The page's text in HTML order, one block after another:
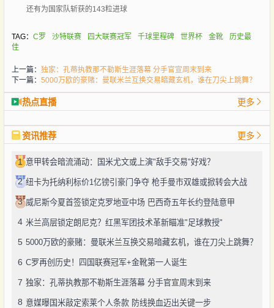
还有为国家队斩获的143粒进球
TAG： C罗 沙特联赛 四大联赛冠军 千球里程碑 世界杯 金靴
历史最
佳
上一篇： 独家：孔蒂执教那不勒斯生涯落幕 分手官宣周末到来
下一篇： 5000万欧的豪赌：曼联米兰互换交易暗藏玄机，谁在刀尖上跳舞？
热点直播 更多
资讯推荐 更多
1 意甲转会暗流涌动：国米尤文或上演"敌手交易"好戏？
2 纽卡为托纳利标价1亿镑引豪门争夺 枪手曼市双雄或掀转会大战
3 威尼斯今夏首签锁定克罗地亚中场 巴西奇五年长约登陆意甲
4 米兰高层锁定朗尼克？红黑军团技术革新瞄准"足球教授"
5 5000万欧的豪赌：曼联米兰互换交易暗藏玄机，谁在刀尖上跳舞？
6 C罗再创历史！四国联赛冠军+金靴第一人诞生
7 独家：孔蒂执教那不勒斯生涯落幕 分手官宣周末到来
8 意媒曝国米敲定索莱个人条款 防线换血迈出关键一步